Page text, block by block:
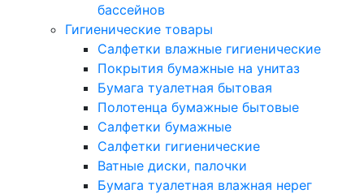
бассейнов
Гигиенические товары
Салфетки влажные гигиенические
Покрытия бумажные на унитаз
Бумага туалетная бытовая
Полотенца бумажные бытовые
Салфетки бумажные
Салфетки гигиенические
Ватные диски, палочки
Бумага туалетная влажная нерег